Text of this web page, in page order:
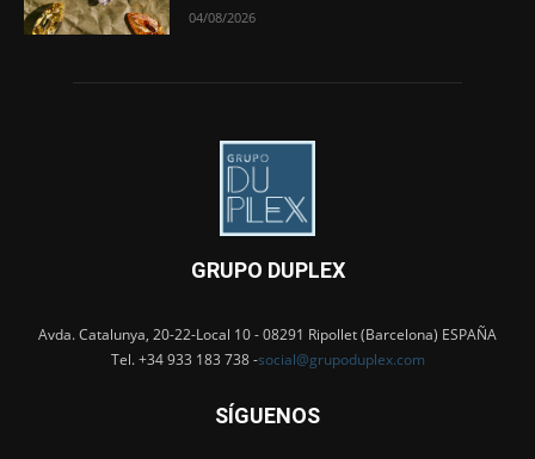
04/08/2026
GRUPO DUPLEX
Avda. Catalunya, 20-22-Local 10 - 08291 Ripollet (Barcelona) ESPAÑA
Tel. +34 933 183 738 -social@grupoduplex.com
SÍGUENOS